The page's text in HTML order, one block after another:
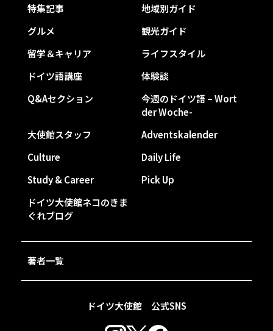
ドイツ大使館 公式SNS
特集記事
地域別ガイド
グルメ
観光ガイド
留学＆キャリア
ライフスタイル
ドイツ語講座
体験談
Q&Aセクション
今週のドイツ語 – Wort
der Woche-
大使館スタッフ
Adventskalender
Culture
Daily Life
Study & Career
Pick Up
ドイツ大使館ネコのきま
ぐれブログ
著者一覧